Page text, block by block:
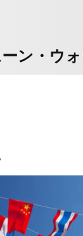
ン・ウ